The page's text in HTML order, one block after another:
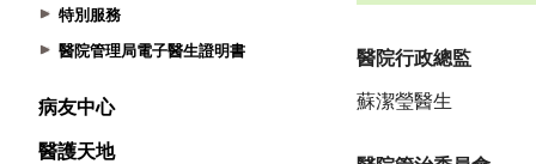
特別服務
醫院管理局電子醫生證明書
病友中心
醫護天地